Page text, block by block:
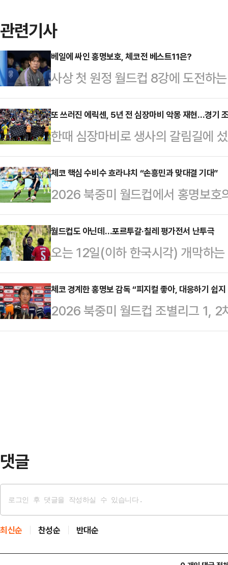
관련기사
베일에 싸인 홍명보호, 체코전 베스트11은?
사상 첫 원정 월드컵 8강에 도전하
불과 사흘 앞두고도 명확한 베스트
고 있다.사전캠프에서 치른 트리
와 두 차례 평가전서 홍명보호의
트리 중 감기 기운으로 결장한 수
그라운드를 밟았다.부상으로 낙마
조위제(전북)도 엘살바도르전을 통
치렀다.아직까지 …
또 쓰러진 에릭센, 5년 전 심장마비 악몽 재현…경기
한때 심장마비로 생사의 갈림길에
크)이 또다시 그라운드 위에서 쓰
(한국시간) 덴마크 오덴세 스타디
발 출전했다가 후반 20분께 갑자기
못한 상황에 경기장은 순식간에 긴
릭센 주위로 몰려들어 원형을 만들
어들었다.결국 에릭센은 병원으로
기는 더 이상 진행되지 않은 …
체코 핵심 수비수 흐라냐치 “손흥민과 맞대결 기대”
2026 북중미 월드컵에서 홍명보호
수 로빈 흐라냐치(호펜하임)가 한
기대감을 나타냈다.흐라냐치는 6
캠프 숙소가 있는 미국 텍사스주 포
'트루 레전드'”라며 “대결이 기다려
임 소속으로 2025-26시즌 리그
190cm의 장신으로 수비력과 제공
이 걸린 지난 3월 …
월드컵도 아닌데…포르투갈·칠레 평가전서 난투극
오는 12일(이하 한국시각) 개막하
르투갈과 칠레의 평가전서 경기가
축구대표팀은 7일 오전(한국시각)
기에서 2-1로 승리했다.북중미 월
콜롬비아와 K조에 속한 포르투갈
체코 경계한 홍명보 감독 “피지컬 좋아, 대응하기 쉽지
2026 북중미 월드컵 조별리그 1, 2
한 축구대표팀 홍명보 감독이 첫 상
댓글
최신순 찬성순 반대순